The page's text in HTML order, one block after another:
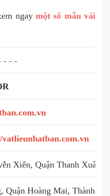
ngay một số mẫu vải
- - -
vatlieunhatban.com.vn
Xiển, Quận Thanh Xuân,
Hoàng Mai, Thành